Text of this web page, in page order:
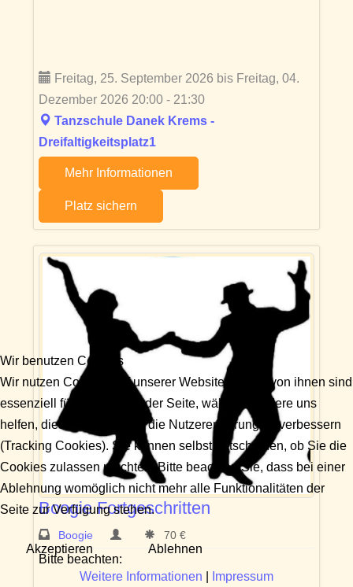
Freitag, 25. September 2026 bis Freitag, 04.
Dezember 2026 20:00 - 21:30
Tanzschule Danek Krems -
Dreifaltigkeitsplatz1
Mehr Informationen
Platz sichern
Boogie Fortgeschritten
Boogie 70 €
Bitte beachten:
Wir benutzen Cookies
Wir nutzen Cookies auf unserer Website. Einige von ihnen sind
essenziell für den Betrieb der Seite, während andere uns
helfen, diese Website und die Nutzererfahrung zu verbessern
(Tracking Cookies). Sie können selbst entscheiden, ob Sie die
Cookies zulassen möchten. Bitte beachten Sie, dass bei einer
Ablehnung womöglich nicht mehr alle Funktionalitäten der
Seite zur Verfügung stehen.
Akzeptieren Ablehnen
Weitere Informationen Impressum